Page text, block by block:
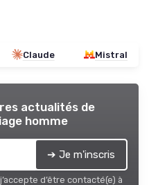
Claude Mistral
actualités de
homme
➔ Je m'inscris
d’être contacté(e) à